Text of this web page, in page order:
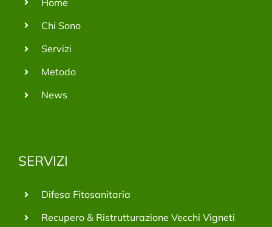
Chi Sono
Servizi
Metodo
News
SERVIZI
Difesa Fitosanitaria
Recupero & Ristrutturazione Vecchi Vigneti